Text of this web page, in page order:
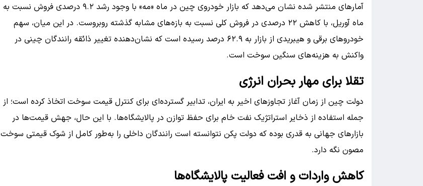
آمار‌های منتشر شده نشان می‌دهد که بازار خودروی چین در ماه «مه» با وجود رشد ۹.۲ درصدی فروش نسبت به
ماه آوریل، با کاهش ۲۲ درصدی در فروش کلی نسبت به بازه‌های مشابه گذشته روبروست. در این میان، سهم
خودرو‌های برقی و هیبریدی از بازار به ۶۲.۹ درصد رسیده است که نشان‌دهنده تغییر ذائقه رانندگان چینی در
واکنش به هزینه‌های سنگین سوخت است.
تقلا برای مهار بحران انرژی
دولت چین از زمان آغاز تجاوز‌های اخیر به ایران، تدابیر گسترده‌ای برای کنترل قیمت سوخت اتخاذ کرده است؛ از
جمله استفاده از ذخایر استراتژیک نفت خام برای حفظ توازن در پالایشگاه‌ها. با این حال، جهش قیمت‌ها در
بازار‌های جهانی به قدری بوده که دولت پکن نتوانسته است رانندگان داخلی را به‌طور کامل از شوک قیمتی سوخت
مصون نگه دارد.
کاهش واردات و افت فعالیت پالایشگاه‌ها